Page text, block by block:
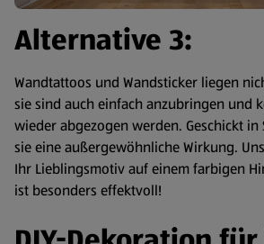
Alternative 3:
Wandtattoos und Wandsticker liegen
sie sind auch einfach anzubringen und
wieder abgezogen werden. Geschickt in
sie eine außergewöhnliche Wirkung.
Ihr Lieblingsmotiv auf einem farbigen
ist besonders effektvoll!